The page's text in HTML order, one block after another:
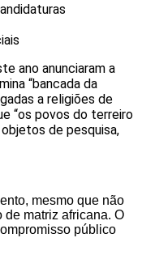
ano anunciaram a
“bancada da
a religiões de
“os povos do terreiro
de pesquisa,
mesmo que não
de matriz africana. O
público